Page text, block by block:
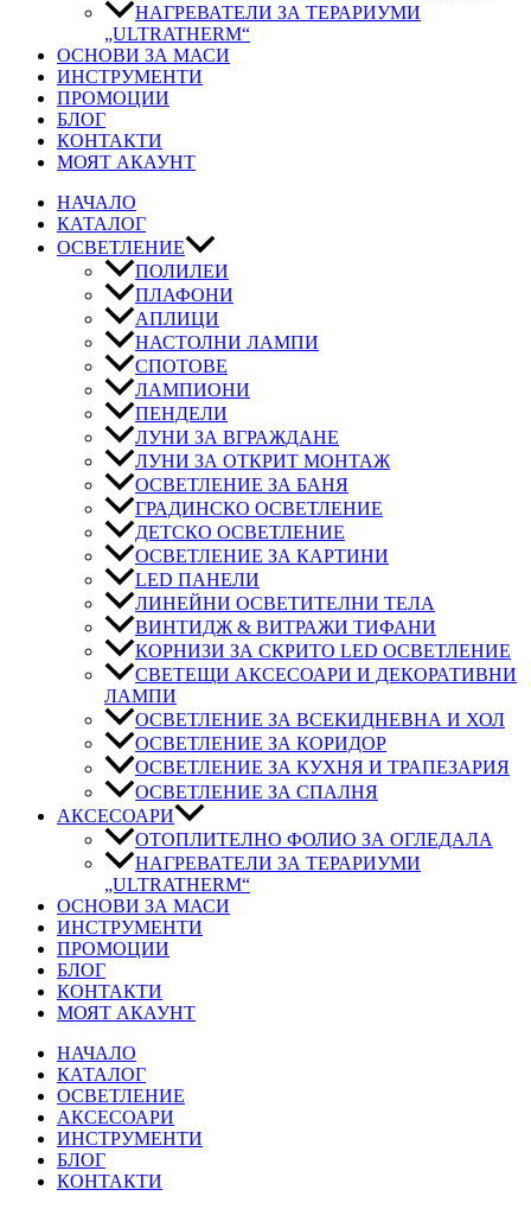
НАГРЕВАТЕЛИ ЗА ТЕРАРИУМИ
„ULTRATHERM“
ОСНОВИ ЗА МАСИ
ИНСТРУМЕНТИ
ПРОМОЦИИ
БЛОГ
КОНТАКТИ
МОЯТ АКАУНТ
НАЧАЛО
КАТАЛОГ
ОСВЕТЛЕНИЕ
ПОЛИЛЕИ
ПЛАФОНИ
АПЛИЦИ
НАСТОЛНИ ЛАМПИ
СПОТОВЕ
ЛАМПИОНИ
ПЕНДЕЛИ
ЛУНИ ЗА ВГРАЖДАНЕ
ЛУНИ ЗА ОТКРИТ МОНТАЖ
ОСВЕТЛЕНИЕ ЗА БАНЯ
ГРАДИНСКО ОСВЕТЛЕНИЕ
ДЕТСКО ОСВЕТЛЕНИЕ
ОСВЕТЛЕНИЕ ЗА КАРТИНИ
LED ПАНЕЛИ
ЛИНЕЙНИ ОСВЕТИТЕЛНИ ТЕЛА
ВИНТИДЖ & ВИТРАЖИ ТИФАНИ
КОРНИЗИ ЗА СКРИТО LED ОСВЕТЛЕНИЕ
СВЕТЕЩИ АКСЕСОАРИ И ДЕКОРАТИВНИ
ЛАМПИ
ОСВЕТЛЕНИЕ ЗА ВСЕКИДНЕВНА И ХОЛ
ОСВЕТЛЕНИЕ ЗА КОРИДОР
ОСВЕТЛЕНИЕ ЗА КУХНЯ И ТРАПЕЗАРИЯ
ОСВЕТЛЕНИЕ ЗА СПАЛНЯ
АКСЕСОАРИ
ОТОПЛИТЕЛНО ФОЛИО ЗА ОГЛЕДАЛА
НАГРЕВАТЕЛИ ЗА ТЕРАРИУМИ
„ULTRATHERM“
ОСНОВИ ЗА МАСИ
ИНСТРУМЕНТИ
ПРОМОЦИИ
БЛОГ
КОНТАКТИ
МОЯТ АКАУНТ
НАЧАЛО
КАТАЛОГ
ОСВЕТЛЕНИЕ
АКСЕСОАРИ
ИНСТРУМЕНТИ
БЛОГ
КОНТАКТИ